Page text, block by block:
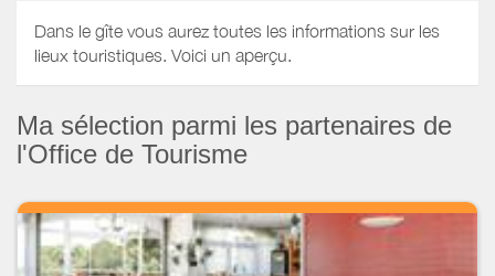
Dans le gîte vous aurez toutes les informations sur les
lieux touristiques. Voici un aperçu.
Ma sélection parmi les partenaires de
l'Office de Tourisme